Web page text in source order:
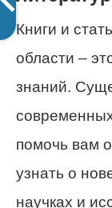
Книги и
области –
знаний.
помочь вам
узнать о
научках и